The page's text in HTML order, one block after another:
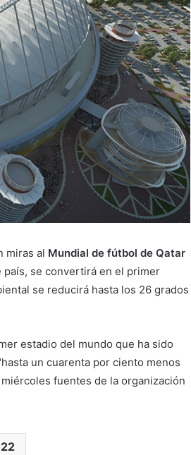
miras al Mundial de fútbol de Qatar
país, se convertirá en el primer
se reducirá hasta los 26 grados
estadio del mundo que ha sido
un cuarenta por ciento menos
fuentes de la organización